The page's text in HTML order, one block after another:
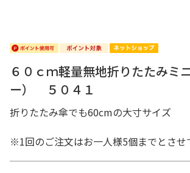
６０ｃｍ軽量無地折りたたみミ
ー） ５０４１
折りたたみ傘でも60cmの大寸サイズ
※1回のご注文はお一人様5個までとさせ